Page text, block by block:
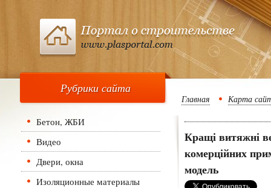
Рубрики сайта
Бетон, ЖБИ
Видео
Двери, окна
Изоляционные материалы
Главная Карта
Кращі витяжні
комерційних
модель